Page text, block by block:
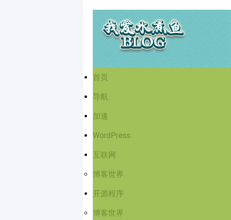
首页
导航
加速
WordPress
互联网
博客世界
开源程序
博客世界